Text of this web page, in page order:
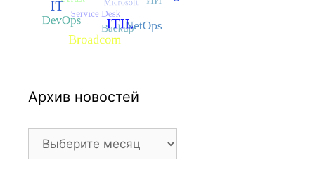
Архив новостей
Архив
новостей